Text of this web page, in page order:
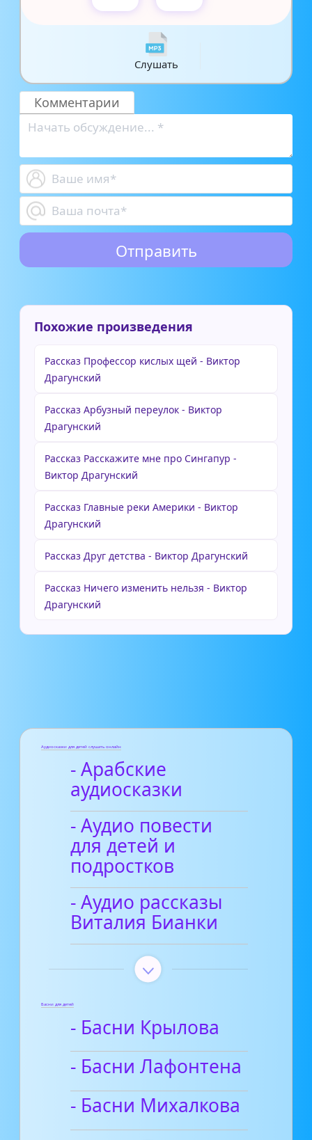
Слушать
Комментарии
Похожие произведения
Рассказ Профессор кислых щей - Виктор
Драгунский
Рассказ Арбузный переулок - Виктор
Драгунский
Рассказ Расскажите мне про Сингапур -
Виктор Драгунский
Рассказ Главные реки Америки - Виктор
Драгунский
Рассказ Друг детства - Виктор Драгунский
Рассказ Ничего изменить нельзя - Виктор
Драгунский
Аудиосказки для детей слушать онлайн
- Арабские
аудиосказки
- Аудио повести
для детей и
подростков
- Аудио рассказы
Виталия Бианки
Басни для детей
- Басни Крылова
- Басни Лафонтена
- Басни Михалкова